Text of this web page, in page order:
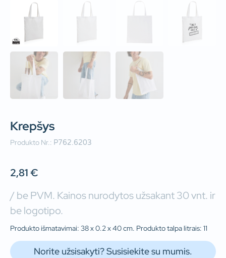
Krepšys
Produkto Nr.: P762.6203
2,81€
/ be PVM. Kainos nurodytos užsakant 30 vnt. ir
be logotipo.
Produkto išmatavimai: 38 x 0.2 x 40 cm. Produkto talpa litrais: 11
Norite užsisakyti? Susisiekite su mumis.